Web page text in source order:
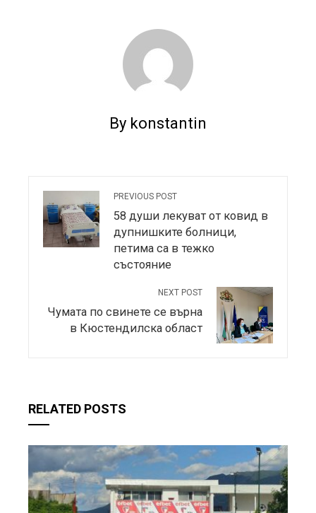
By konstantin
PREVIOUS POST
58 души лекуват от ковид в
дупнишките болници,
петима са в тежко
състояние
NEXT POST
Чумата по свинете се върна
в Кюстендилска област
RELATED POSTS